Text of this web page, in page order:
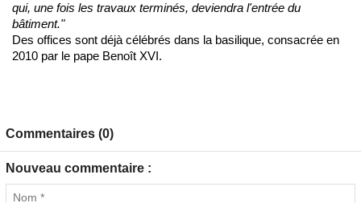
qui, une fois les travaux terminés, deviendra l'entrée du
bâtiment."
Des offices sont déjà célébrés dans la basilique, consacrée en
2010 par le pape Benoît XVI.
Commentaires (0)
Nouveau commentaire :